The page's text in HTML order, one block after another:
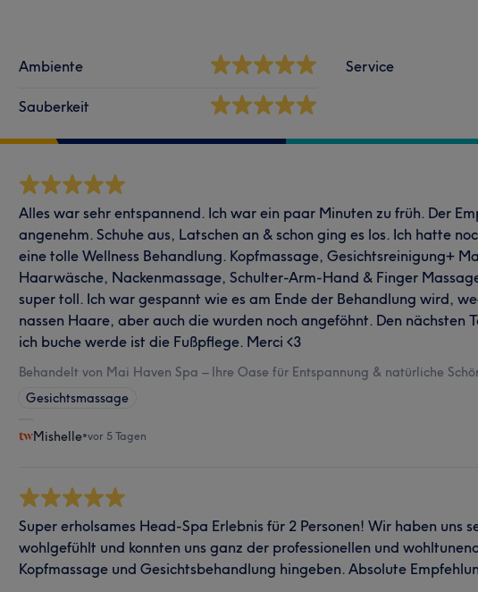
Ambiente
Sauberkeit
Service
Alles war sehr entspannend. Ich war ein paar Minuten zu früh. Der
angenehm. Schuhe aus, Latschen an & schon ging es los. Ich hatte
eine tolle Wellness Behandlung. Kopfmassage, Gesichtsreinigung+
Haarwäsche, Nackenmassage, Schulter-Arm-Hand & Finger
super toll. Ich war gespannt wie es am Ende der Behandlung wird,
nassen Haare, aber auch die wurden noch angeföhnt. Den nächsten
ich buche werde ist die Fußpflege. Merci <3
Behandelt von Mai Haven Spa – Ihre Oase für Entspannung & natürliche
Gesichtsmassage
Mishelle•vor 5 Tagen
Super erholsames Head-Spa Erlebnis für 2 Personen! Wir haben uns
wohlgefühlt und konnten uns ganz der professionellen und
Kopfmassage und Gesichtsbehandlung hingeben. Absolute